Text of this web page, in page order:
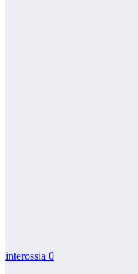
interossia 0